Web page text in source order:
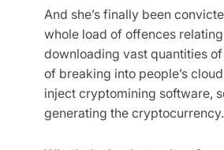
And she’s finally been
whole load of offences
downloading vast quantities
of breaking into people’s
inject cryptomining software,
generating the cryptocurrency.